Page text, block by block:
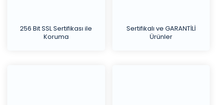
256 Bit SSL Sertifikası ile
Koruma
Sertifikalı ve GARANTİLİ
Ürünler